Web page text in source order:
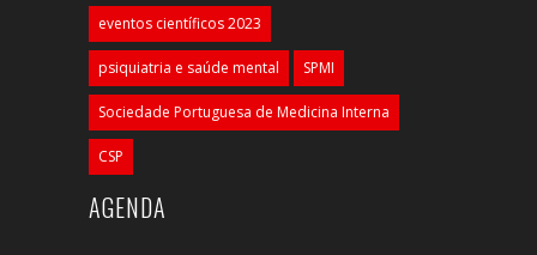
eventos científicos 2023
psiquiatria e saúde mental SPMI
Sociedade Portuguesa de Medicina Interna
CSP
AGENDA